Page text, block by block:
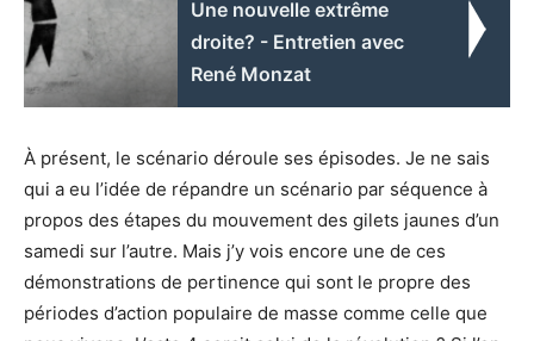
Une nouvelle extrême
droite? - Entretien avec
René Monzat
À présent, le scénario déroule ses épisodes. Je ne sais
qui a eu l’idée de répandre un scénario par séquence à
propos des étapes du mouvement des gilets jaunes d’un
samedi sur l’autre. Mais j’y vois encore une de ces
démonstrations de pertinence qui sont le propre des
périodes d’action populaire de masse comme celle que